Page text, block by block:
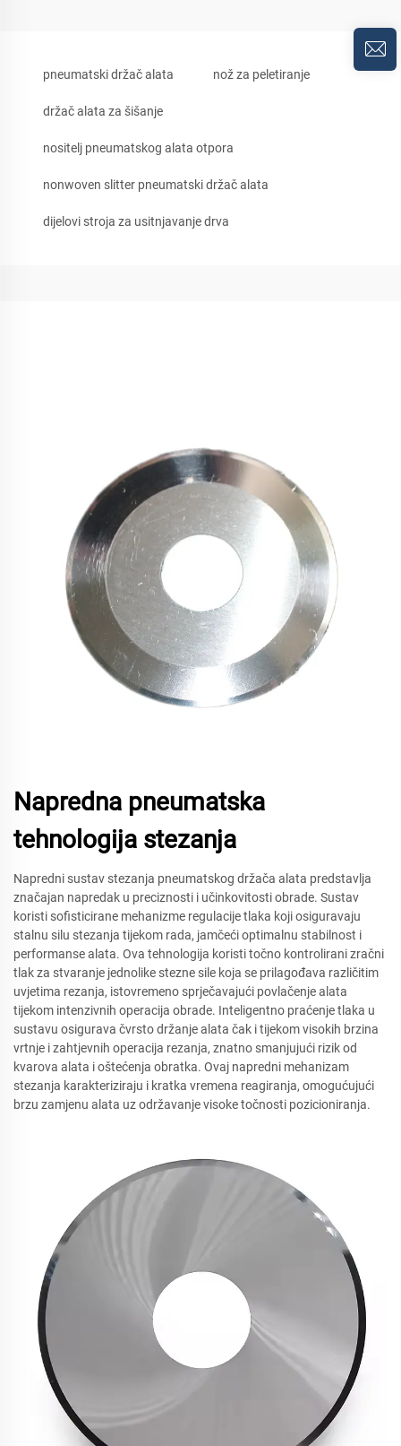
pneumatski držač alata nož za peletiranje
držač alata za šišanje
nositelj pneumatskog alata otpora
nonwoven slitter pneumatski držač alata
dijelovi stroja za usitnjavanje drva
Napredna pneumatska
tehnologija stezanja
Napredni sustav stezanja pneumatskog držača alata predstavlja
značajan napredak u preciznosti i učinkovitosti obrade. Sustav
koristi sofisticirane mehanizme regulacije tlaka koji osiguravaju
stalnu silu stezanja tijekom rada, jamčeći optimalnu stabilnost i
performanse alata. Ova tehnologija koristi točno kontrolirani zračni
tlak za stvaranje jednolike stezne sile koja se prilagođava različitim
uvjetima rezanja, istovremeno sprječavajući povlačenje alata
tijekom intenzivnih operacija obrade. Inteligentno praćenje tlaka u
sustavu osigurava čvrsto držanje alata čak i tijekom visokih brzina
vrtnje i zahtjevnih operacija rezanja, znatno smanjujući rizik od
kvarova alata i oštećenja obratka. Ovaj napredni mehanizam
stezanja karakteriziraju i kratka vremena reagiranja, omogućujući
brzu zamjenu alata uz održavanje visoke točnosti pozicioniranja.